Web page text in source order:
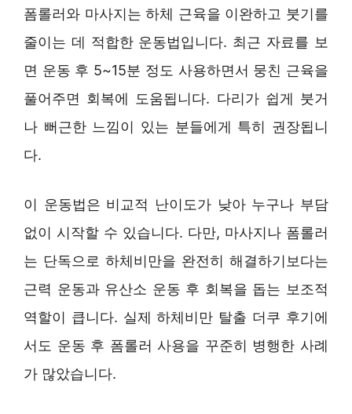
폼롤러와 마사지는 하체 근육을 이완하고 붓기를
줄이는 데 적합한 운동법입니다. 최근 자료를 보
면 운동 후 5~15분 정도 사용하면서 뭉친 근육을
풀어주면 회복에 도움됩니다. 다리가 쉽게 붓거
나 뻐근한 느낌이 있는 분들에게 특히 권장됩니
다.
이 운동법은 비교적 난이도가 낮아 누구나 부담
없이 시작할 수 있습니다. 다만, 마사지나 폼롤러
는 단독으로 하체비만을 완전히 해결하기보다는
근력 운동과 유산소 운동 후 회복을 돕는 보조적
역할이 큽니다. 실제 하체비만 탈출 더쿠 후기에
서도 운동 후 폼롤러 사용을 꾸준히 병행한 사례
가 많았습니다.